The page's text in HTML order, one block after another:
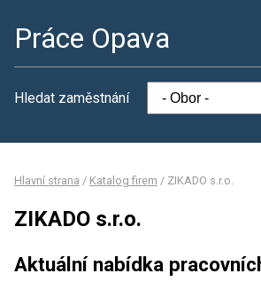
Práce Opava
Hledat zaměstnání
Hlavní strana / Katalog firem / ZIKADO s.r.o.
ZIKADO s.r.o.
Aktuální nabídka